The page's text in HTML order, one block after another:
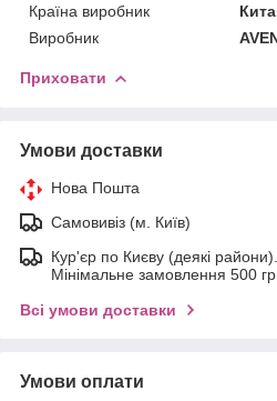
Країна виробник
Виробник
Приховати
Умови доставки
Нова Пошта
Самовивіз (м. Київ)
Кур'єр по Києву (деякі
Мінімальне замовлення 500
Всі умови доставки
Умови оплати